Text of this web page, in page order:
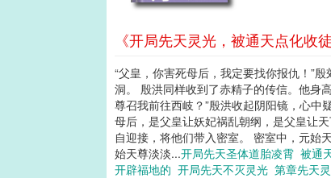
《开局先天灵光，被通天点化收
“父皇，你害死母后，我定要找你报仇！”
洞。 殷洪同样收到了赤精子的传信。他身
尊召我前往西岐？”殷洪收起阴阳镜，心
母后，是父皇让妖妃祸乱朝纲，是父皇让
自迎接，将他们带入密室。 密室中，元始
始天尊淡淡...开局先天圣体道胎凌霄 被通
开辟福地的 开局先天不灭灵光 第章先天